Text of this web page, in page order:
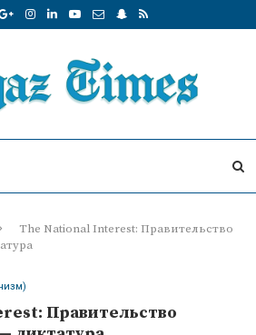
The National Interest: Правительство
Правительство